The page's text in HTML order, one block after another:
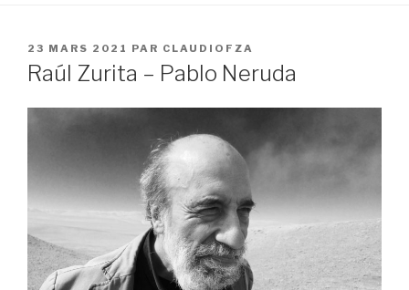
PUBLIÉ
LE
23 MARS 2021 PAR CLAUDIOFZA
Raúl Zurita – Pablo Neruda